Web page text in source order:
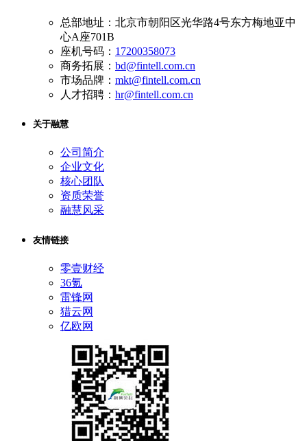
总部地址：北京市朝阳区光华路4号东方梅地亚中
心A座701B
座机号码： 17200358073
商务拓展： bd@fintell.com.cn
市场品牌： mkt@fintell.com.cn
人才招聘： hr@fintell.com.cn
关于融慧
公司简介
企业文化
核心团队
资质荣誉
融慧风采
友情链接
零壹财经
36氪
雷锋网
猎云网
亿欧网